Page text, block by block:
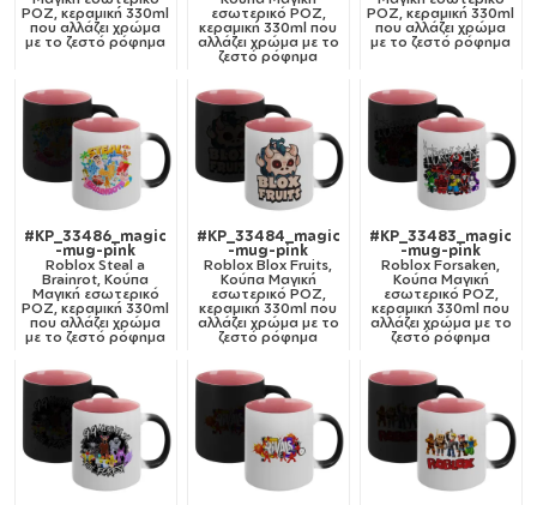
ΡΟΖ, κεραμική 330ml
που αλλάζει χρώμα
με το ζεστό ρόφημα
εσωτερικό ΡΟΖ,
κεραμική 330ml που
αλλάζει χρώμα με το
ζεστό ρόφημα
ΡΟΖ, κεραμική 330ml
που αλλάζει χρώμα
με το ζεστό ρόφημα
#KP_33486_magic
-mug-pink
Roblox Steal a
Brainrot, Κούπα
Μαγική εσωτερικό
ΡΟΖ, κεραμική 330ml
που αλλάζει χρώμα
με το ζεστό ρόφημα
#KP_33484_magic
-mug-pink
Roblox Blox Fruits,
Κούπα Μαγική
εσωτερικό ΡΟΖ,
κεραμική 330ml που
αλλάζει χρώμα με το
ζεστό ρόφημα
#KP_33483_magic
-mug-pink
Roblox Forsaken,
Κούπα Μαγική
εσωτερικό ΡΟΖ,
κεραμική 330ml που
αλλάζει χρώμα με το
ζεστό ρόφημα